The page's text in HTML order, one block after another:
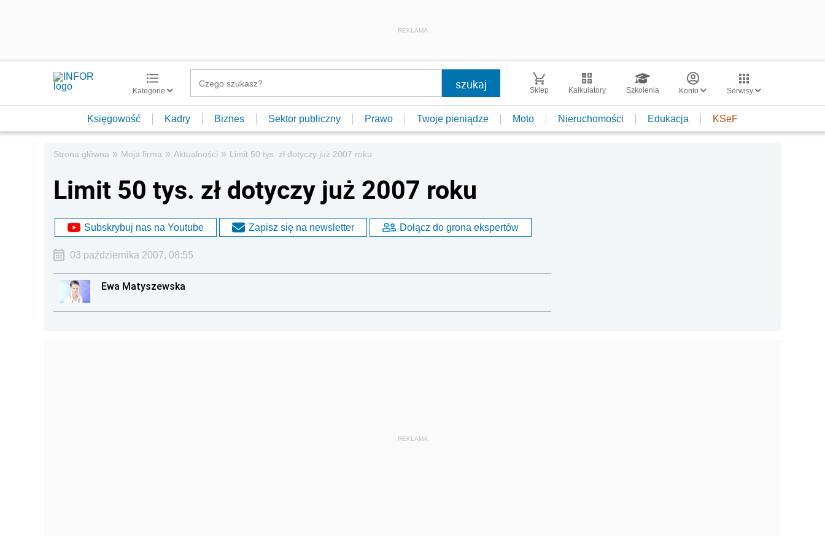
REKLAMA
Kategorie Sklep Kalkulatory Szkolenia Konto Serwisy
Księgowość Kadry Biznes Sektor publiczny Prawo Twoje pieniądze Moto Nieruchomości Edukacja KSeF
Strona główna » Moja firma » Aktualności » Limit 50 tys. zł dotyczy już 2007 roku
Limit 50 tys. zł dotyczy już 2007 roku
Subskrybuj nas na Youtube Zapisz się na newsletter Dołącz do grona ekspertów
03 października 2007, 08:55
Ewa Matyszewska